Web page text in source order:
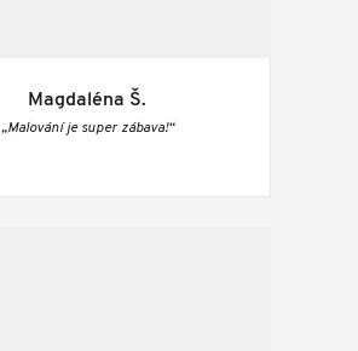
Magdaléna Š.
„Malování je super zábava!“